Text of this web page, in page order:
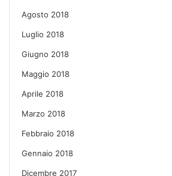
Agosto 2018
Luglio 2018
Giugno 2018
Maggio 2018
Aprile 2018
Marzo 2018
Febbraio 2018
Gennaio 2018
Dicembre 2017